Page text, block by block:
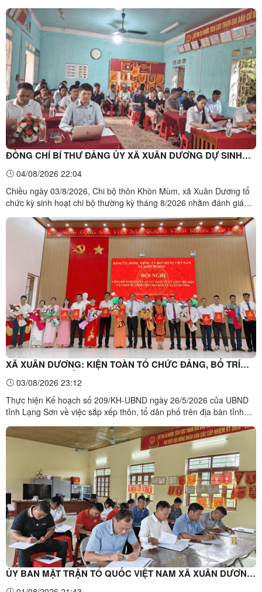
Ban Thường vụ Đảng ủy đối với các chi bộ trường học trên địa bàn
xã. Hội nghị nhằm công bố Quyết định số ...
ĐỒNG CHÍ BÍ THƯ ĐẢNG ỦY XÃ XUÂN DƯƠNG DỰ SINH
HOẠT CHI BỘ THƯỜNG KỲ THÁNG 8 TẠI THÔN KHÒN MÙM
04/08/2026 22:04
Chiều ngày 03/8/2026, Chi bộ thôn Khòn Mùm, xã Xuân Dương tổ
chức kỳ sinh hoạt chi bộ thường kỳ tháng 8/2026 nhằm đánh giá
và thông qua nhiều nội dung quan trọng về công tác tổ chức, phát
triển kinh tế - xã hội địa phương. Đồng ...
XÃ XUÂN DƯƠNG: KIỆN TOÀN TỔ CHỨC ĐẢNG, BỐ TRÍ
CÁN BỘ SAU SẮP XẾP, SÁP NHẬP THÔN
03/08/2026 23:12
Thực hiện Kế hoạch số 209/KH-UBND ngày 26/5/2026 của UBND
tỉnh Lạng Sơn về việc sắp xếp thôn, tổ dân phố trên địa bàn tỉnh
01/6/2026 của UBND xã Xuân Dương về việc thực hiện sắp xếp
thôn trên địa bàn xã Xuân Dương năm 2026; Đảng ủy xã Xuân
ỦY BAN MẶT TRẬN TỔ QUỐC VIỆT NAM XÃ XUÂN DƯƠNG
TỔ CHỨC HỘI NGHỊ LẦN THỨ 4 NHIỆM KỲ 2025-2030